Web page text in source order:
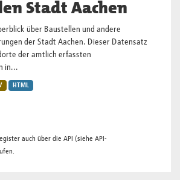
Stadt Aachen
über Baustellen und andere
der Stadt Aachen. Dieser Datensatz
der amtlich erfassten
in...
HTML
auch über die API (siehe API-